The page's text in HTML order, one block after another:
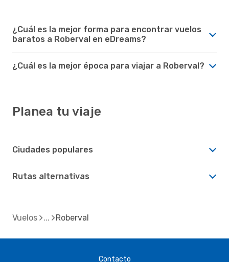
¿Cuál es la mejor forma para encontrar vuelos
baratos a Roberval en eDreams?
¿Cuál es la mejor época para viajar a Roberval?
Planea tu viaje
Ciudades populares
Rutas alternativas
Vuelos Roberval
Contacto